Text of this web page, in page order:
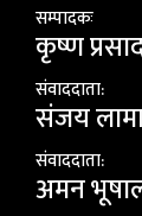
सम्पादकः
कृष्ण
संवाददाता:
संजय
संवाददाता:
अमन